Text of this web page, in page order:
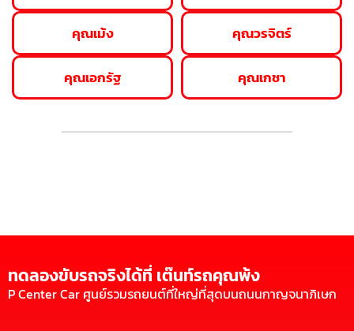
คุณเม้ง
คุณเอกรัฐ
คุณวรจิตร์
คุณเกชา
ทดลองขับรถจริงได้ที่ เต๊นท์รถคุณพ้ง
P Center Car ศูนย์รวมรถยนต์ที่ใหญ่ที่สุดบนถนนกาญจนาภิเษก